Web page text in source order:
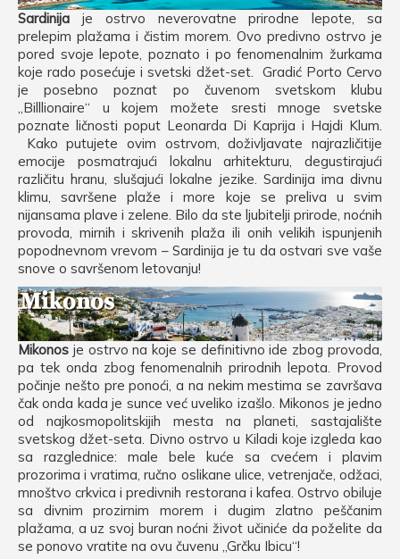
Sardinija je ostrvo neverovatne prirodne lepote, sa
prelepim plažama i čistim morem. Ovo predivno ostrvo je
pored svoje lepote, poznato i po fenomenalnim žurkama
koje rado posećuje i svetski džet-set. Gradić Porto Cervo
je posebno poznat po čuvenom svetskom klubu
„Billlionaire“ u kojem možete sresti mnoge svetske
poznate ličnosti poput Leonarda Di Kaprija i Hajdi Klum.
Kako putujete ovim ostrvom, doživljavate najrazličitije
emocije posmatrajući lokalnu arhitekturu, degustirajući
različitu hranu, slušajući lokalne jezike. Sardinija ima divnu
klimu, savršene plaže i more koje se preliva u svim
nijansama plave i zelene. Bilo da ste ljubitelji prirode, noćnih
provoda, mirnih i skrivenih plaža ili onih velikih ispunjenih
popodnevnom vrevom – Sardinija je tu da ostvari sve vaše
snove o savršenom letovanju!
Mikonos je ostrvo na koje se definitivno ide zbog provoda,
pa tek onda zbog fenomenalnih prirodnih lepota. Provod
počinje nešto pre ponoći, a na nekim mestima se završava
čak onda kada je sunce već uveliko izašlo. Mikonos je jedno
od najkosmopolitskijih mesta na planeti, sastajalište
svetskog džet-seta. Divno ostrvo u Kiladi koje izgleda kao
sa razglednice: male bele kuće sa cvećem i plavim
prozorima i vratima, ručno oslikane ulice, vetrenjače, odžaci,
mnoštvo crkvica i predivnih restorana i kafea. Ostrvo obiluje
sa divnim prozirnim morem i dugim zlatno peščanim
plažama, a uz svoj buran noćni život učiniće da poželite da
se ponovo vratite na ovu čuvenu „Grčku Ibicu“!